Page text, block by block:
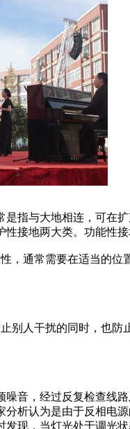
指与大地相连，可在
接地两大类。功能性接
通常需要在适当的位
别人干扰的同时，也
音，经过反复检查线
析认为是由于反相电
现，当灯光处于调光